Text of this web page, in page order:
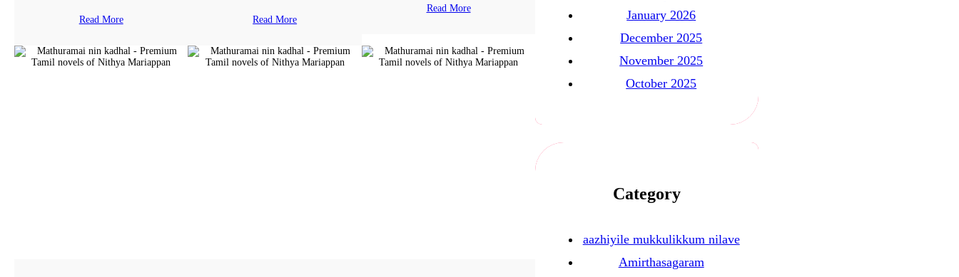
Read More Read More
Read More
January 2026
December 2025
November 2025
October 2025
Category
aazhiyile mukkulikkum nilave
Amirthasagaram